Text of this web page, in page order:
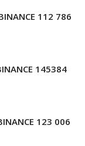
112 786
145384
123 006